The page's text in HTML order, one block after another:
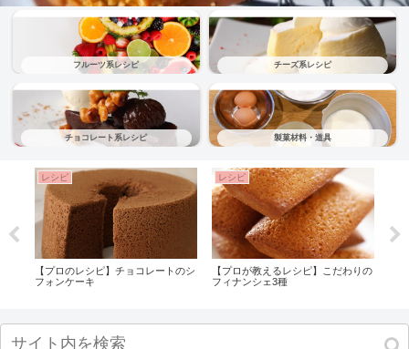
フルーツ系レシピ チーズ系レシピ
チョコレート系レシピ 製菓材料・道具
レシピ
【プロのレシピ】チョコレートのシ
フォンケーキ
レシピ
【プロが教えるレシピ】こだわりの
フィナンシェ3種